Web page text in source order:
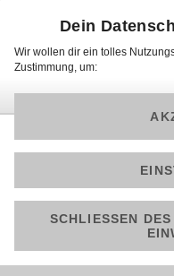
Impressum
Datenschutz Social
Allgemeine
Barrierefreiheit
© 2025